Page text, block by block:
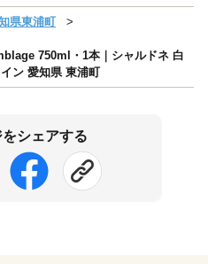
県東浦町
750ml・1本｜シャルドネ 白
ン 愛知県 東浦町
シェアする